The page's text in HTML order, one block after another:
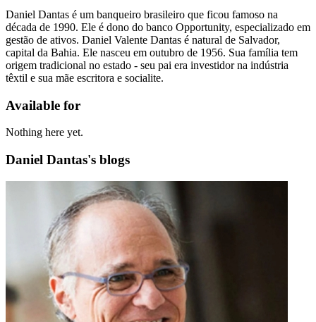
Daniel Dantas é um banqueiro brasileiro que ficou famoso na
década de 1990. Ele é dono do banco Opportunity, especializado em
gestão de ativos. Daniel Valente Dantas é natural de Salvador,
capital da Bahia. Ele nasceu em outubro de 1956. Sua família tem
origem tradicional no estado - seu pai era investidor na indústria
têxtil e sua mãe escritora e socialite.
Available for
Nothing here yet.
Daniel Dantas's blogs